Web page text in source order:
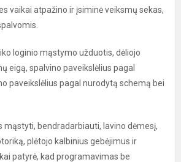
vaikai atpažino ir įsiminė veiksmų sekas,
loginio mąstymo užduotis, dėliojo
eigą, spalvino paveikslėlius pagal
paveikslėlius pagal nurodytą schemą bei
mąstyti, bendradarbiauti, lavino dėmesį,
plėtojo kalbinius gebėjimus ir
patyrė, kad programavimas be